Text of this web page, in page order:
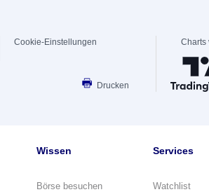
Cookie-Einstellungen
Drucken
Charts
Wissen
Börse besuchen
Services
Watchlist